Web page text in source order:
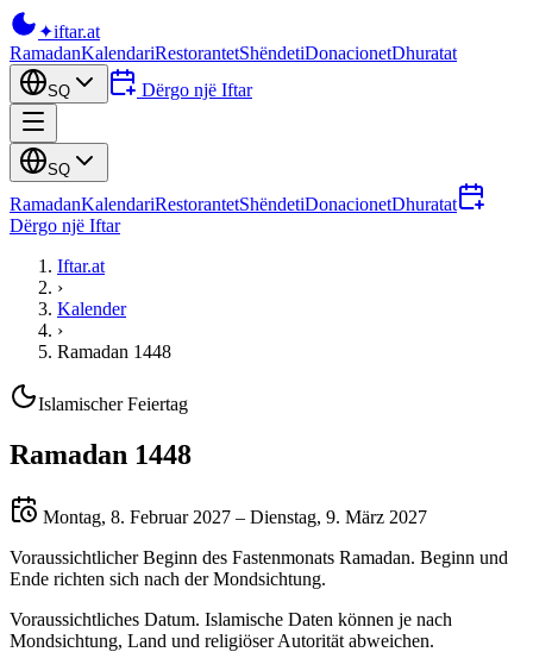
✦iftar.at
RamadanKalendariRestorantetShëndetiDonacionetDhuratat
SQ Dërgo një Iftar
SQ
RamadanKalendariRestorantetShëndetiDonacionetDhuratat
Dërgo një Iftar
Iftar.at
›
Kalender
›
Ramadan 1448
Islamischer Feiertag
Ramadan 1448
Montag, 8. Februar 2027 – Dienstag, 9. März 2027
Voraussichtlicher Beginn des Fastenmonats Ramadan. Beginn und
Ende richten sich nach der Mondsichtung.
Voraussichtliches Datum. Islamische Daten können je nach
Mondsichtung, Land und religiöser Autorität abweichen.